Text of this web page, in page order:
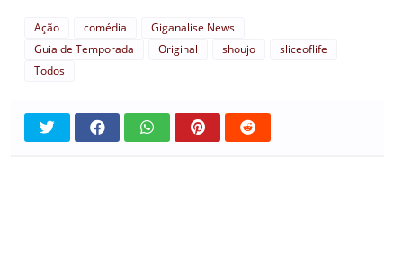
Ação comédia
Giganalise News
Guia de Temporada
Original shoujo
sliceoflife
Todos